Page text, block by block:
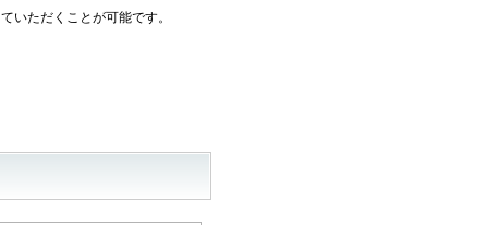
いただくことが可能です。